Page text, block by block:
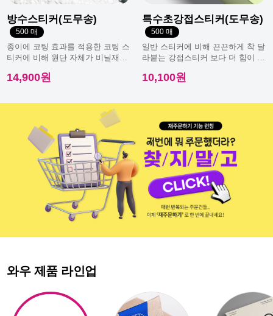
방수스티커(도무송)
500 매
종이에 코팅 효과를 적용한 코팅 스
티커에 비해 원단 자체가 비닐재질
14,900원
특수초강접스티커(도무송)
500 매
일반 스티커에 비해 끈끈하게 착 달
라붙는 강접스티커 보다 더 힘이 남
10,100원
와우 제품 라인업